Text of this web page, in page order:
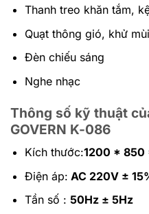
Thanh treo khăn tắm,
Quạt thông gió, khử
Đèn chiếu sáng
Nghe nhạc
Thông số kỹ thuật
GOVERN K-086
Kích thước:1200 * 850
Điện áp: AC 220V ±
Tần số : 50Hz ± 5Hz